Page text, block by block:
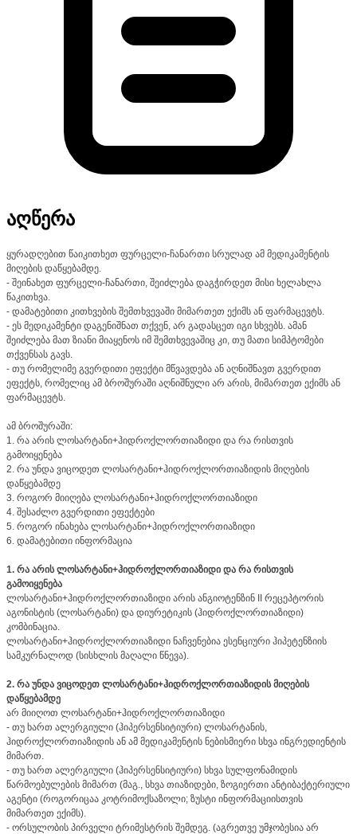
აღწერა
ყურადღებით წაიკითხეთ ფურცელი-ჩანართი სრულად ამ მედიკამენტის
მიღების დაწყებამდე.
- შეინახეთ ფურცელი-ჩანართი, შეიძლება დაგჭირდეთ მისი ხელახლა
წაკითხვა.
- დამატებითი კითხვების შემთხვევაში მიმართეთ ექიმს ან ფარმაცევტს.
- ეს მედიკამენტი დაგენიშნათ თქვენ, არ გადასცეთ იგი სხვებს. ამან
შეიძლება მათ ზიანი მიაყენოს იმ შემთხვევაშიც კი, თუ მათი სიმპტომები
თქვენსას გავს.
- თუ რომელიმე გვერდითი ეფექტი მწვავდება ან აღნიშნავთ გვერდით
ეფექტს, რომელიც ამ ბროშურაში აღნიშნული არ არის, მიმართეთ ექიმს ან
ფარმაცევტს.
ამ ბროშურაში:
1. რა არის ლოსარტანი+ჰიდროქლორთიაზიდი და რა რისთვის
გამოიყენება
2. რა უნდა ვიცოდეთ ლოსარტანი+ჰიდროქლორთიაზიდის მიღების
დაწყებამდე
3. როგორ მიიღება ლოსარტანი+ჰიდროქლორთიაზიდი
4. შესაძლო გვერდითი ეფექტები
5. როგორ ინახება ლოსარტანი+ჰიდროქლორთიაზიდი
6. დამატებითი ინფორმაცია
1. რა არის ლოსარტანი+ჰიდროქლორთიაზიდი და რა რისთვის
გამოიყენება
ლოსარტანი+ჰიდროქლორთიაზიდი არის ანგიოტენზინ II რეცეპტორის
აგონისტის (ლოსარტანი) და დიურეტიკის (ჰიდროქლორთიაზიდი)
კომბინაცია.
ლოსარტანი+ჰიდროქლორთიაზიდი ნაჩვენებია ესენციური ჰიპეტენზიის
სამკურნალოდ (სისხლის მაღალი წნევა).
2. რა უნდა ვიცოდეთ ლოსარტანი+ჰიდროქლორთიაზიდის მიღების
დაწყებამდე
არ მიიღოთ ლოსარტანი+ჰიდროქლორთიაზიდი
- თუ ხართ ალერგიული (ჰიპერსენსიტიური) ლოსარტანის,
ჰიდროქლორთიაზიდის ან ამ მედიკამენტის ნებისმიერი სხვა ინგრედიენტის
მიმართ.
- თუ ხართ ალერგიული (ჰიპერსენსიტიური) სხვა სულფონამიდის
წარმოებულების მიმართ (მაგ., სხვა თიაზიდები, ზოგიერთი ანტიბაქტერიული
აგენტი (როგორიცაა კოტრიმოქსაზოლი; ზუსტი ინფორმაციისთვის
მიმართეთ ექიმს).
- ორსულობის პირველი ტრიმესტრის შემდეგ. (აგრეთვე უმჯობესია არ